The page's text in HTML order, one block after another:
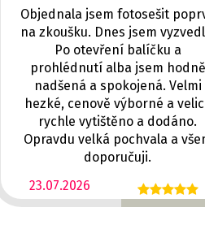
23.07.2026
Objednala jsem fotosešit
na zkoušku. Dnes jsem
Po otevření balíčku a
prohlédnutí alba jsem hodně
nadšená a spokojená. Velmi
hezké, cenově výborné a
rychle vytištěno a dodáno.
Opravdu velká pochvala a
doporučuji.